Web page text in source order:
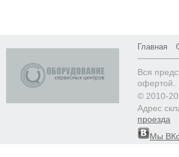
Главная
Вся
офертой.
© 2010-
Адрес
проезда
Мы